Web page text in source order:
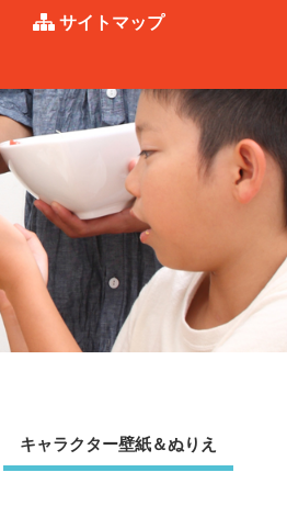
サイトマップ
キャラクター壁紙＆ぬりえ